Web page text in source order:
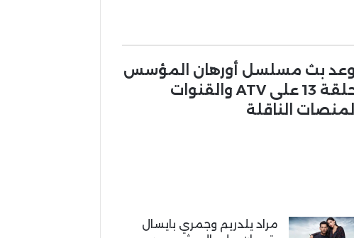
بث مسلسل أورهان المؤسس
الحلقة 13 على ATV والقنوات
الناقلة
مراد يلدريم وجمري بايسال